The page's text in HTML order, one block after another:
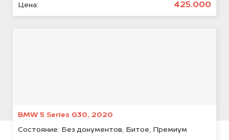
Цена: 425.000
BMW 5 Series G30, 2020
Состояние: Без документов, Битое, Премиум